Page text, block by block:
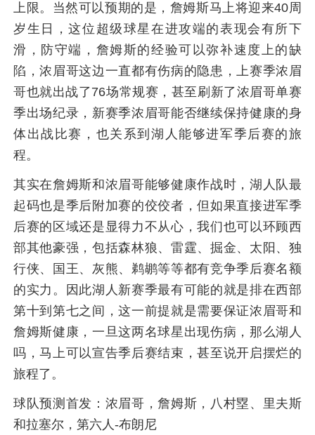
上限。当然可以预期的是，詹姆斯马上将迎来40周
岁生日，这位超级球星在进攻端的表现会有所下
滑，防守端，詹姆斯的经验可以弥补速度上的缺
陷，浓眉哥这边一直都有伤病的隐患，上赛季浓眉
哥也就出战了76场常规赛，甚至刷新了浓眉哥单赛
季出场纪录，新赛季浓眉哥能否继续保持健康的身
体出战比赛，也关系到湖人能够进军季后赛的旅
程。
其实在詹姆斯和浓眉哥能够健康作战时，湖人队最
起码也是季后附加赛的佼佼者，但如果直接进军季
后赛的区域还是显得力不从心，我们也可以环顾西
部其他豪强，包括森林狼、雷霆、掘金、太阳、独
行侠、国王、灰熊、鹈鹕等等都有竞争季后赛名额
的实力。因此湖人新赛季最有可能的就是排在西部
第十到第七之间，这一前提就是需要保证浓眉哥和
詹姆斯健康，一旦这两名球星出现伤病，那么湖人
吗，马上可以宣告季后赛结束，甚至说开启摆烂的
旅程了。
球队预测首发：浓眉哥，詹姆斯，八村塁、里夫斯
和拉塞尔，第六人-布朗尼